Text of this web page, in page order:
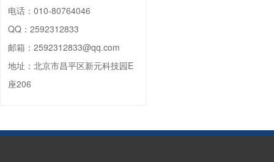
电话： 010-80764046
QQ： 2592312833
邮箱： 2592312833@qq.com
地址： 北京市昌平区新元科技园E
座206